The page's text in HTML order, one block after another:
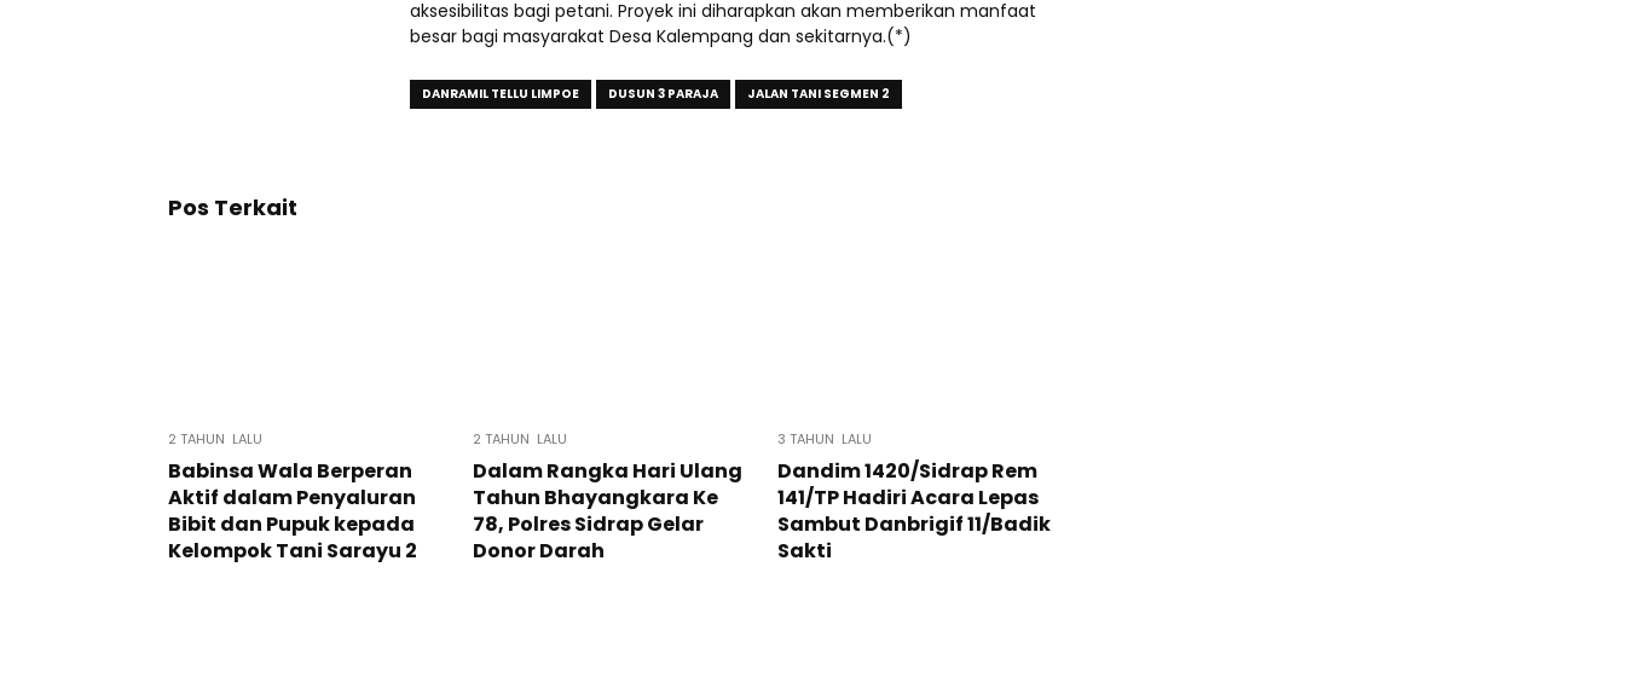
aksesibilitas bagi petani. Proyek ini diharapkan akan memberikan manfaat
besar bagi masyarakat Desa Kalempang dan sekitarnya.(*)
DANRAMIL TELLU LIMPOE DUSUN 3 PARAJA JALAN TANI SEGMEN 2
Pos Terkait
2 TAHUN LALU
Babinsa Wala Berperan
Aktif dalam Penyaluran
Bibit dan Pupuk kepada
Kelompok Tani Sarayu 2
2 TAHUN LALU
Dalam Rangka Hari Ulang
Tahun Bhayangkara Ke
78, Polres Sidrap Gelar
Donor Darah
3 TAHUN LALU
Dandim 1420/Sidrap Rem
141/TP Hadiri Acara Lepas
Sambut Danbrigif 11/Badik
Sakti